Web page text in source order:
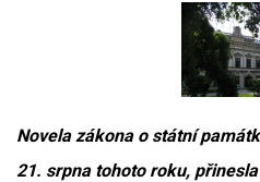
Novela zákona o státní
21. srpna tohoto roku,